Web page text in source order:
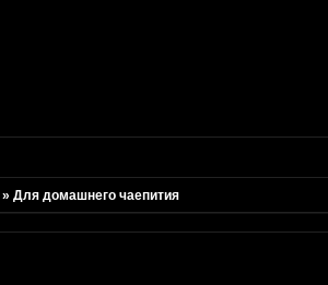
»Для домашнего чаепития